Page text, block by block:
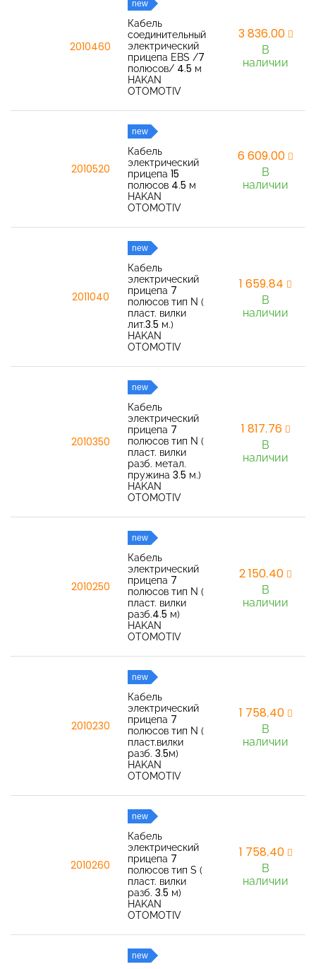
2010460
new
Кабель
соединительный
электрический
прицепа EBS /7
полюсов/ 4.5 м
HAKAN
OTOMOTIV
3 836,00
В
наличии
2010520
new
Кабель
электрический
прицепа 15
полюсов 4.5 м
HAKAN
OTOMOTIV
6 609,00
В
наличии
2011040
new
Кабель
электрический
прицепа 7
полюсов тип N (
пласт. вилки
лит.3.5 м.)
HAKAN
OTOMOTIV
1 659,84
В
наличии
2010350
new
Кабель
электрический
прицепа 7
полюсов тип N (
пласт. вилки
разб. метал.
пружина 3.5 м.)
HAKAN
OTOMOTIV
1 817,76
В
наличии
2010250
new
Кабель
электрический
прицепа 7
полюсов тип N (
пласт. вилки
разб.4.5 м)
HAKAN
OTOMOTIV
2 150,40
В
наличии
2010230
new
Кабель
электрический
прицепа 7
полюсов тип N (
пласт.вилки
разб. 3.5м)
HAKAN
OTOMOTIV
1 758,40
В
наличии
2010260
new
Кабель
электрический
прицепа 7
полюсов тип S (
пласт. вилки
разб. 3.5 м)
HAKAN
OTOMOTIV
1 758,40
В
наличии
new